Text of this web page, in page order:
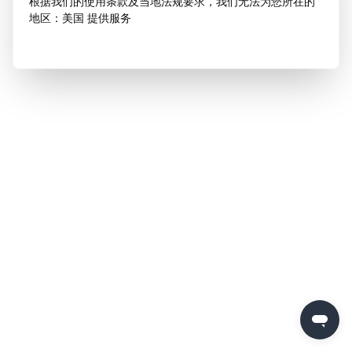
地区：美国 提供服务